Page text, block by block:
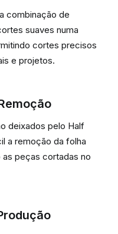
combinação de
suaves numa
cortes precisos
e projetos.
deixados pelo Half
a remoção da folha
peças cortadas no